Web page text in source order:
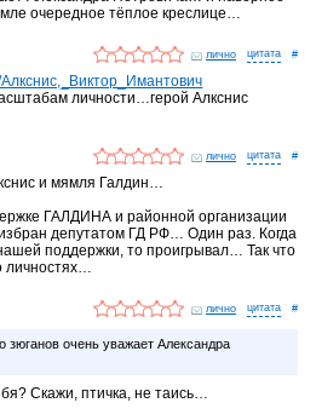
очередное тёплое креслице…
лично #
личности…герой Алкснис
лично #
и мямля Галдин…
ГАЛДИНА и районной организации
депутатом ГД РФ… Один раз. Когда
поддержки, то проигрывал… Так что
личностях…
лично #
зюганов очень уважает Александра
Скажи, птичка, не таись…